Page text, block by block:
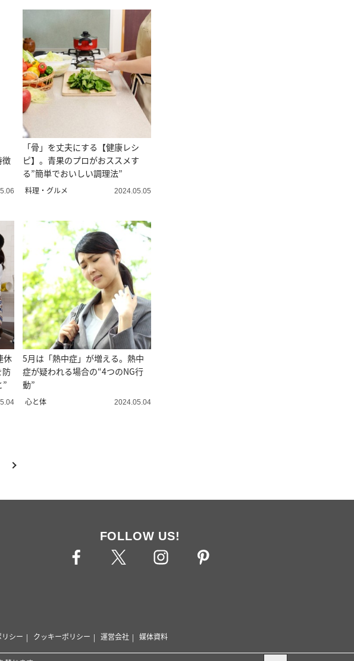
徴
「骨」を丈夫にする【健康レシ
ピ】。青果のプロがおススメす
る”簡単でおいしい調理法”
料理・グルメ 2024.05.05
休
防
”
5月は「熱中症」が増える。熱中
症が疑われる場合の“4つのNG行
動”
心と体 2024.05.04
FOLLOW US!
シー クッキーポリシー 運営会社 媒体資料